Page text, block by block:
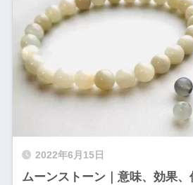
2022年6月15日
ムーンストーン｜意味、効果